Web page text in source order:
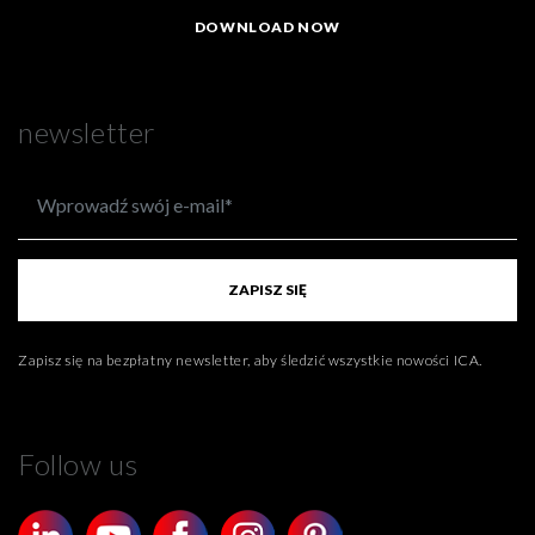
DOWNLOAD NOW
newsletter
ZAPISZ SIĘ
Zapisz się na bezpłatny newsletter, aby śledzić wszystkie nowości ICA.
Follow us